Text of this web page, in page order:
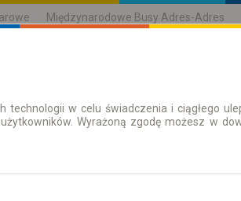
Międzynarodowe Busy Adres-Adres
| Bilety Bilety okresowe
technologii w celu świadczenia i ciągłego
Wyrażoną zgodę możesz w